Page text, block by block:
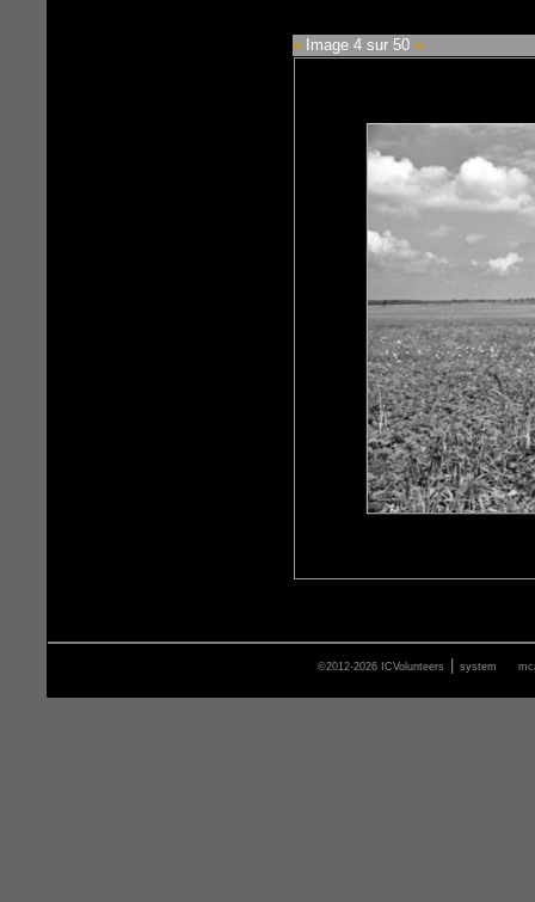
« Image 4 sur 50 »
©2012-2026 ICVolunteers system